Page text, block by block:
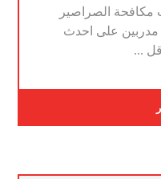
شركات مكافحة الصراصير
مدربين على احدث
...